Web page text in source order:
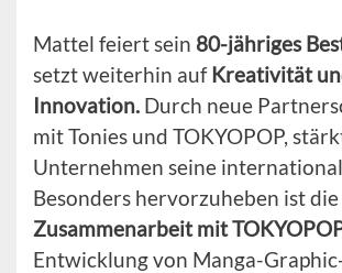
Mattel feiert sein 80-jähriges
setzt weiterhin aufKreativität
Innovation. Durch neue
mit Tonies und TOKYOPOP,
Unternehmen seine
Besonders hervorzuheben ist die
Zusammenarbeit mit
Entwicklung von Manga-